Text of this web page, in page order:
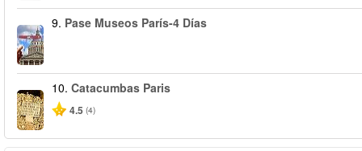
9. Pase Museos París-4 Días
10. Catacumbas Paris
4.5 (4)